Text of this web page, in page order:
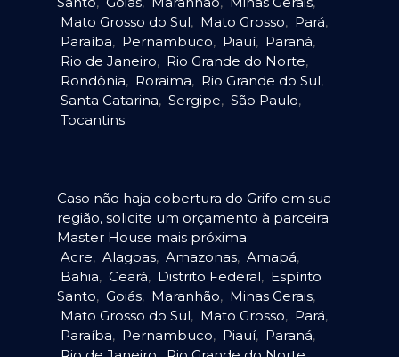
Mato Grosso do Sul, Mato Grosso, Pará,
Paraíba, Pernambuco, Piauí, Paraná,
Rio de Janeiro, Rio Grande do Norte,
Rondônia, Roraima, Rio Grande do Sul,
Santa Catarina, Sergipe, São Paulo,
Tocantins.
Caso não haja cobertura do Grifo em sua
região, solicite um orçamento à parceira
Master House mais próxima:
Acre, Alagoas, Amazonas, Amapá,
Bahia, Ceará, Distrito Federal, Espírito
Santo, Goiás, Maranhão, Minas Gerais,
Mato Grosso do Sul, Mato Grosso, Pará,
Paraíba, Pernambuco, Piauí, Paraná,